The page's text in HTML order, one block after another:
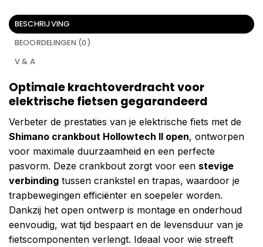
BESCHRIJVING
BEOORDELINGEN (0)
V & A
Optimale krachtoverdracht voor
elektrische fietsen gegarandeerd
Verbeter de prestaties van je elektrische fiets met de
Shimano crankbout Hollowtech II open, ontworpen
voor maximale duurzaamheid en een perfecte
pasvorm. Deze crankbout zorgt voor een stevige
verbinding tussen crankstel en trapas, waardoor je
trapbewegingen efficiënter en soepeler worden.
Dankzij het open ontwerp is montage en onderhoud
eenvoudig, wat tijd bespaart en de levensduur van je
fietscomponenten verlengt. Ideaal voor wie streeft